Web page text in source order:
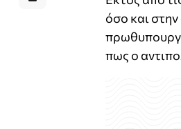
όσο και
πως ο